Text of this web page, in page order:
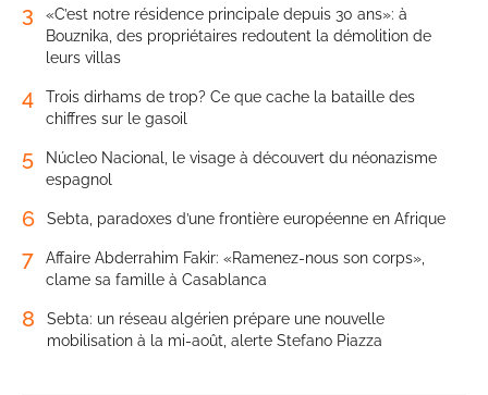
3
«C’est notre résidence principale depuis 30 ans»: à
Bouznika, des propriétaires redoutent la démolition de
leurs villas
4
Trois dirhams de trop? Ce que cache la bataille des
chiffres sur le gasoil
5
Núcleo Nacional, le visage à découvert du néonazisme
espagnol
6 Sebta, paradoxes d’une frontière européenne en Afrique
7
Affaire Abderrahim Fakir: «Ramenez-nous son corps»,
clame sa famille à Casablanca
8
Sebta: un réseau algérien prépare une nouvelle
mobilisation à la mi-août, alerte Stefano Piazza